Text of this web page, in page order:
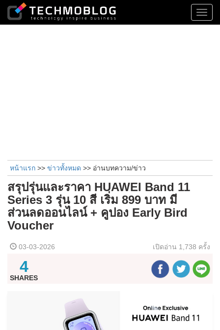
หน้าแรก >> ข่าวทั้งหมด >> อ่านบทความ/ข่าว
สรุปรุ่นและราคา HUAWEI Band 11
Series 3 รุ่น 10 สี เริ่ม 899 บาท มี
ส่วนลดออนไลน์ + คูปอง Early Bird
Voucher
03-03-2026 เปิดอ่าน 1,738 ครั้ง
4
SHARES